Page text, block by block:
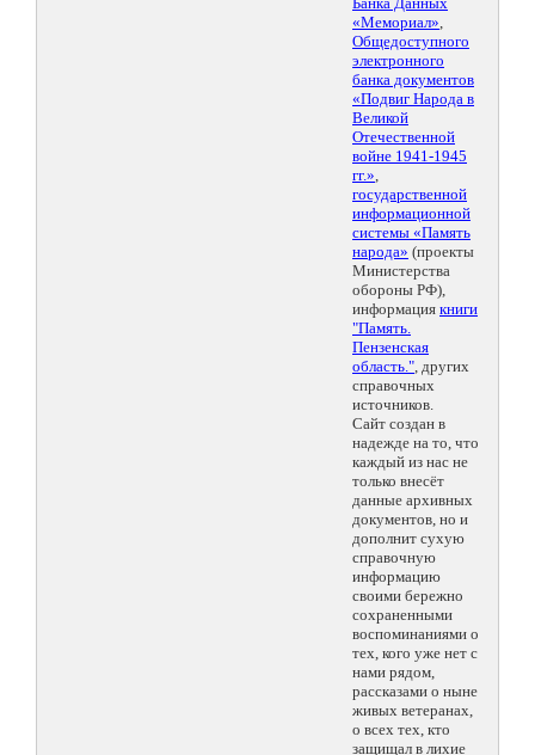
«Мемориал»,
Общедоступного
электронного
банка документов
«Подвиг Народа в
Великой
Отечественной
войне 1941-1945
гг.»,
государственной
информационной
системы «Память
народа» (проекты
Министерства
обороны РФ),
информация книги
"Память.
Пензенская
область.", других
справочных
источников.
Сайт создан в
надежде на то, что
каждый из нас не
только внесёт
данные архивных
документов, но и
дополнит сухую
справочную
информацию
своими бережно
сохраненными
воспоминаниями о
тех, кого уже нет с
нами рядом,
рассказами о ныне
живых ветеранах,
о всех тех, кто
защищал в лихие